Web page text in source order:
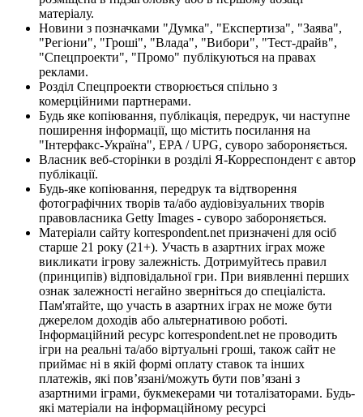
матеріалу.
Новини з позначками "Думка", "Експертиза", "Заява",
"Регіони", "Гроші", "Влада", "Вибори", "Тест-драйв",
"Спецпроекти", "Промо" публікуються на правах
реклами.
Розділ Спецпроекти створюється спільно з
комерційними партнерами.
Будь яке копіювання, публікація, передрук, чи наступне
поширення інформації, що містить посилання на
"Інтерфакс-Україна", EPA / UPG, суворо забороняється.
Власник веб-сторінки в розділі Я-Корреспондент є автор
публікації.
Будь-яке копіювання, передрук та відтворення
фотографічних творів та/або аудіовізуальних творів
правовласника Getty Images - суворо забороняється.
Матеріали сайту korrespondent.net призначені для осіб
старше 21 року (21+). Участь в азартних іграх може
викликати ігрову залежність. Дотримуйтесь правил
(принципів) відповідальної гри. При виявленні перших
ознак залежності негайно зверніться до спеціаліста.
Пам'ятайте, що участь в азартних іграх не може бути
джерелом доходів або альтернативою роботі.
Інформаційний ресурс korrespondent.net не проводить
ігри на реальні та/або віртуальні гроші, також сайт не
приймає ні в якій формі оплату ставок та інших
платежів, які пов’язані/можуть бути пов’язані з
азартними іграми, букмекерами чи тоталізаторами. Будь-
які матеріали на інформаційному ресурсі